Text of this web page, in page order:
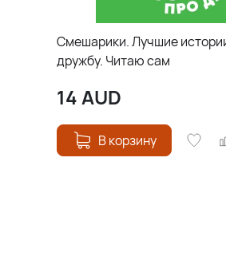
Смешарики. Лучшие
дружбу. Читаю сам
14AUD
В корзину